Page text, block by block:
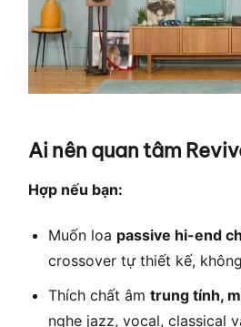
Ai nên quan tâm
Hợp nếu bạn:
Muốn loa passive hi-end
crossover tự thiết kế,
Thích chất âm trung tính,
nghe jazz, vocal, classical